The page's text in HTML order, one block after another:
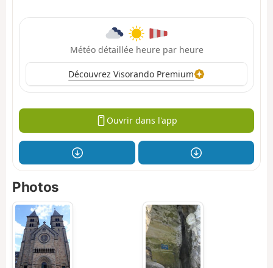
Météo détaillée heure par heure
Découvrez Visorando Premium
Ouvrir dans l'app
Photos